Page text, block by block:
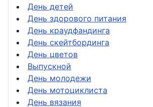
День детей
День здорового питания
День краудфандинга
День скейтбординга
День цветов
Выпускной
День молодежи
День мотоциклиста
День вязания